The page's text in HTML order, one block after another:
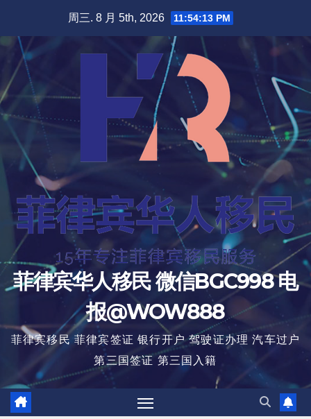
周三. 8 月 5th, 2026 11:54:15 PM
菲律宾华人移民 微信BGC998 电
报@WOW888
菲律宾移民 菲律宾签证 银行开户 驾驶证办理 汽车过户
第三国签证 第三国入籍